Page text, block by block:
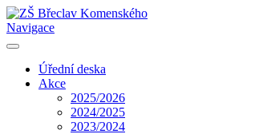
Navigace
Úřední deska
Akce
2025/2026
2024/2025
2023/2024